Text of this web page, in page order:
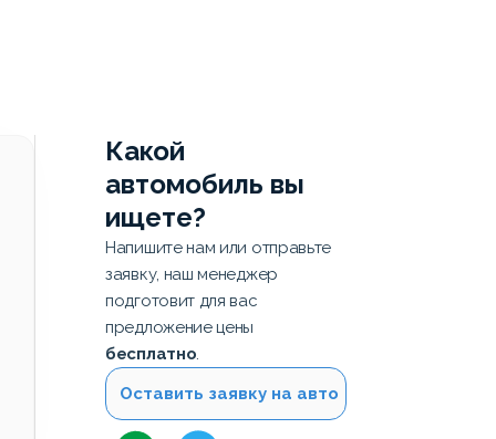
Какой
автомобиль вы
ищете?
Напишите нам или отправьте
заявку, наш менеджер
подготовит для вас
предложение цены
бесплатно.
Оставить заявку на авто